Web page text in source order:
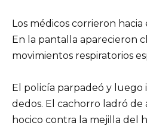
Los médicos corrieron
En la pantalla aparecieron
movimientos respiratorios
El policía parpadeó y
dedos. El cachorro ladró de
hocico contra la mejilla del